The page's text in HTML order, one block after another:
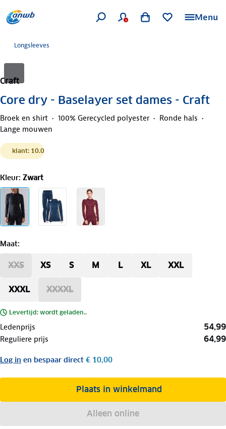
Menu
Longsleeves
Craft
Core dry - Baselayer set dames - Craft
Broek en shirt 100% Gerecycled polyester
Ronde hals
Lange mouwen
klant: 10.0
Kleur: Zwart
Maat:
XXS XS S M L XL XXL
XXXL XXXXL
Levertijd: wordt geladen..
Ledenprijs 54,99
Reguliere prijs 64,99
Log in en bespaar direct € 10,00
Plaats in winkelmand
Alleen online